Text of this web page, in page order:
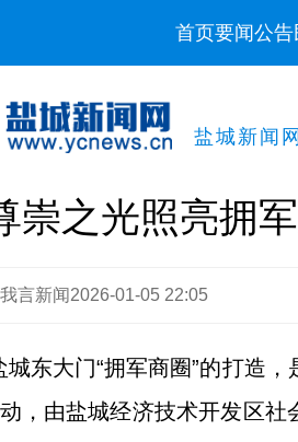
首页要闻公告
盐城新闻网
崇之光照亮拥
我言新闻 2026-01-05 22:05
城东大门“拥军商圈”的打造
，由盐城经济技术开发区